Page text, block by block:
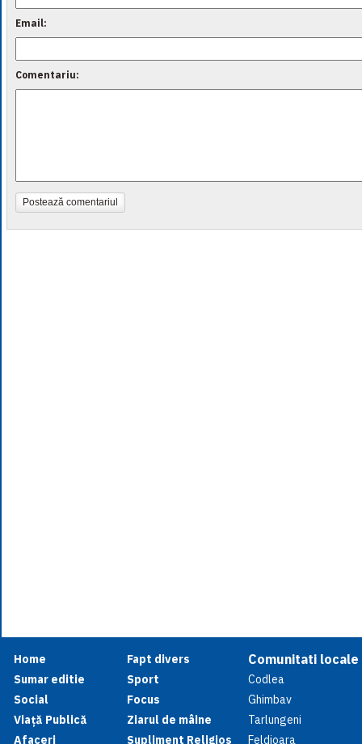
Email:
Comentariu:
Postează comentariul
Home
Sumar editie
Social
Viață Publică
Afaceri
Fapt divers
Sport
Focus
Ziarul de mâine
Supliment Religios
Comunitati locale
Codlea
Ghimbav
Tarlungeni
Feldioara